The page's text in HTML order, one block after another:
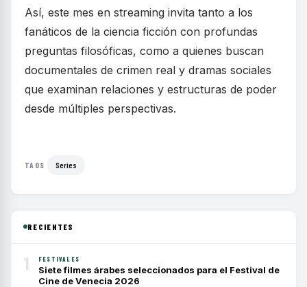
Así, este mes en streaming invita tanto a los
fanáticos de la ciencia ficción con profundas
preguntas filosóficas, como a quienes buscan
documentales de crimen real y dramas sociales
que examinan relaciones y estructuras de poder
desde múltiples perspectivas.
TAGS Series
RECIENTES
1 FESTIVALES
Siete filmes árabes seleccionados para el Festival de
Cine de Venecia 2026